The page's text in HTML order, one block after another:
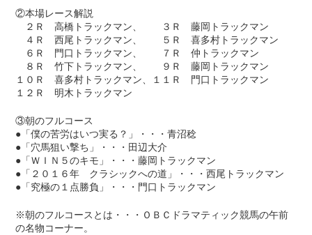
②本場レース解説
２Ｒ 高橋トラックマン、 ３Ｒ 藤岡トラックマン
４Ｒ 西尾トラックマン、 ５Ｒ 喜多村トラックマン
６Ｒ 門口トラックマン、 ７Ｒ 仲トラックマン
８Ｒ 竹下トラックマン、 ９Ｒ 藤岡トラックマン
１０Ｒ 喜多村トラックマン、１１Ｒ 門口トラックマン
１２Ｒ 明木トラックマン
③朝のフルコース
●「僕の苦労はいつ実る？」・・・青沼稔
●「穴馬狙い撃ち」・・・田辺大介
●「ＷＩＮ５のキモ」・・・藤岡トラックマン
●「２０１６年 クラシックへの道」・・・西尾トラックマン
●「究極の１点勝負」・・・門口トラックマン
※朝のフルコースとは・・・ＯＢＣドラマティック競馬の午前
の名物コーナー。